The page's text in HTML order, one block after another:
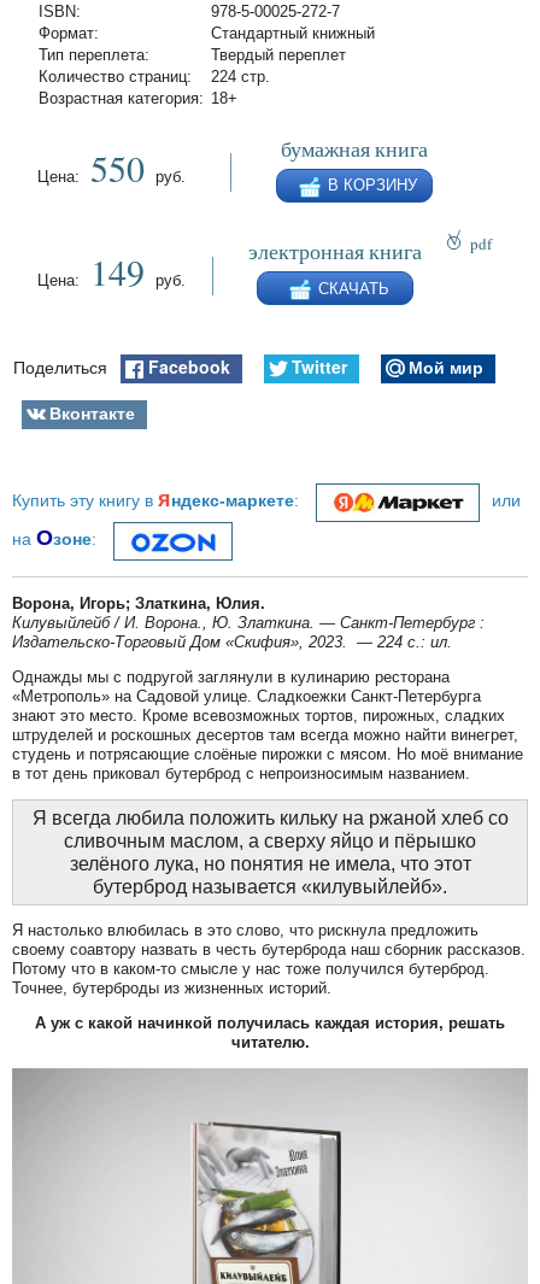
ISBN:
978-5-00025-272-7
Формат:
Стандартный книжный
Тип переплета:
Твердый переплет
Количество страниц:
224 стр.
Возрастная категория: 18+
Цена: 550 руб.
бумажная книга
В КОРЗИНУ
Цена: 149 руб.
электронная книга
СКАЧАТЬ
pdf
Поделиться Facebook Twitter
Мой мир
Вконтакте
Купить эту книгу в яндекс-маркете: или
на Озоне:
Ворона, Игорь; Златкина, Юлия.
Килувыйлейб / И. Ворона., Ю. Златкина. — Санкт-Петербург :
Издательско-Торговый Дом «Скифия», 2023. — 224 с.: ил.
Однажды мы с подругой заглянули в кулинарию ресторана
«Метрополь» на Садовой улице. Сладкоежки Санкт-Петербурга
знают это место. Кроме всевозможных тортов, пирожных, сладких
штруделей и роскошных десертов там всегда можно найти винегрет,
студень и потрясающие слоёные пирожки с мясом. Но моё внимание
в тот день приковал бутерброд с непроизносимым названием.
Я всегда любила положить кильку на ржаной хлеб со
сливочным маслом, а сверху яйцо и пёрышко
зелёного лука, но понятия не имела, что этот
бутерброд называется «килувыйлейб».
Я настолько влюбилась в это слово, что рискнула предложить
своему соавтору назвать в честь бутерброда наш сборник рассказов.
Потому что в каком-то смысле у нас тоже получился бутерброд.
Точнее, бутерброды из жизненных историй.
А уж с какой начинкой получилась каждая история, решать
читателю.